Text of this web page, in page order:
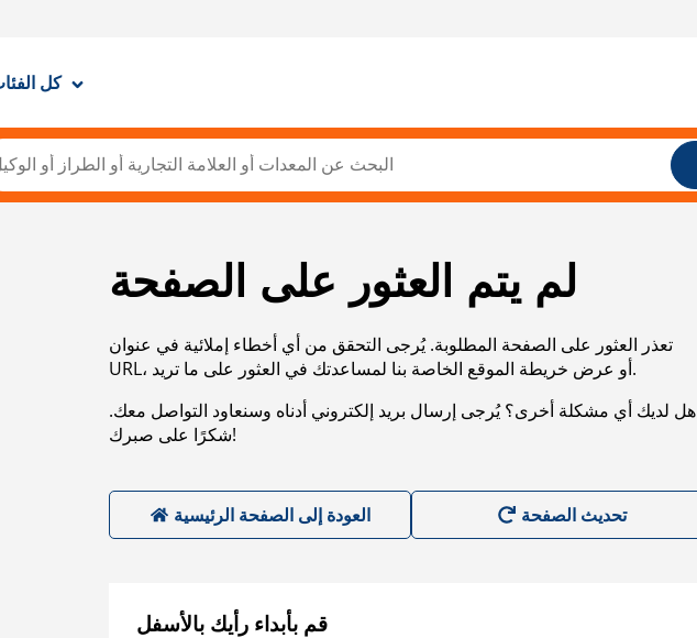
كل الفئات
لم يتم العثور على الصفحة
تعذر العثور على الصفحة المطلوبة. يُرجى التحقق من أي أخطاء إملائية في عنوان
URL، أو عرض خريطة الموقع الخاصة بنا لمساعدتك في العثور على ما تريد.
هل لديك أي مشكلة أخرى؟ يُرجى إرسال بريد إلكتروني أدناه وسنعاود التواصل معك.
شكرًا على صبرك!
العودة إلى الصفحة الرئيسية
قم بأبداء رأيك بالأسفل